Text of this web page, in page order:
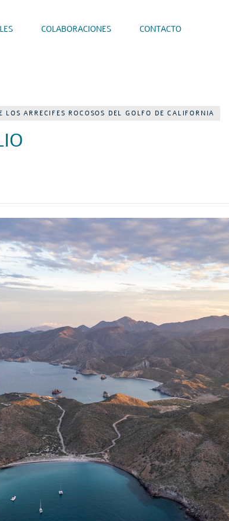
COLABORACIONES CONTACTO
ARRECIFES ROCOSOS DEL GOLFO DE CALIFORNIA